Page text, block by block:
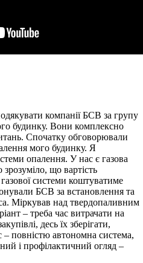
компанії БСВ за групу
будинку. Вони комплексно
Спочатку обговорювали
мого будинку. Я
опалення. У нас є газова
зрозуміло, що вартість
системи коштуватиме
БСВ за встановлення та
Міркував над твердопаливним
– треба час витрачати на
десь їх зберігати,
повністю автономна система,
і профілактичний огляд –